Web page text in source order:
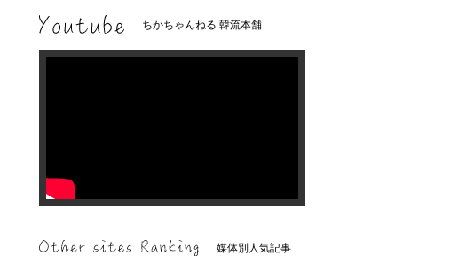
ちかちゃんねる 韓流本舗
媒体別人気記事